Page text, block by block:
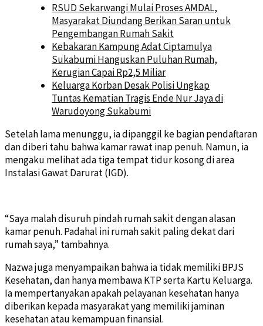
RSUD Sekarwangi Mulai Proses AMDAL,
Masyarakat Diundang Berikan Saran untuk
Pengembangan Rumah Sakit
Kebakaran Kampung Adat Ciptamulya
Sukabumi Hanguskan Puluhan Rumah,
Kerugian Capai Rp2,5 Miliar
Keluarga Korban Desak Polisi Ungkap
Tuntas Kematian Tragis Ende Nur Jaya di
Warudoyong Sukabumi
Setelah lama menunggu, ia dipanggil ke bagian pendaftaran
dan diberi tahu bahwa kamar rawat inap penuh. Namun, ia
mengaku melihat ada tiga tempat tidur kosong di area
Instalasi Gawat Darurat (IGD).
“Saya malah disuruh pindah rumah sakit dengan alasan
kamar penuh. Padahal ini rumah sakit paling dekat dari
rumah saya,” tambahnya.
Nazwa juga menyampaikan bahwa ia tidak memiliki BPJS
Kesehatan, dan hanya membawa KTP serta Kartu Keluarga.
Ia mempertanyakan apakah pelayanan kesehatan hanya
diberikan kepada masyarakat yang memiliki jaminan
kesehatan atau kemampuan finansial.